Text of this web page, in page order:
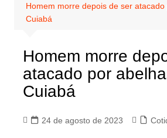
Homem morre depois de ser
Cuiabá
Homem morre
atacado por
Cuiabá
24 de agosto de 2023